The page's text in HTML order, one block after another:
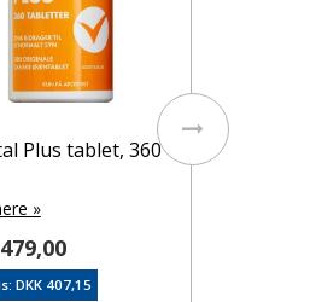
Plus tablet, 360
»
DKK 407,15